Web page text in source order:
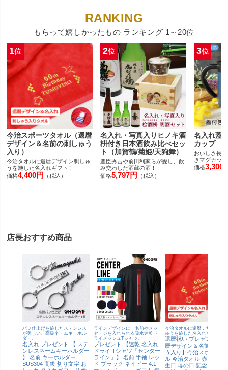
もらって嬉しかったもの ランキング 1～20位
1位
今治スポーツタオル（還暦
デザイン＆名前の刺しゅう
入り）
今治タオルに還暦デザイン刺しゅ
うを施した名入れギフト！
価格4,400円 （税込）
2位
名入れ・写真入りヒノキ酒
枡付き日本酒飲み比べセッ
ト（加賀鶴/菊姫/天狗舞）
豊臣秀吉や前田利家らが愛し、飲
み交わした酒蔵の酒！
価格5,797円 （税込）
3位
名入れ蓋
カップ
おいしさ長
きマグカップ
価格3,300
店長おすすめ商品
バフ仕上げを施したステンレス
が美しい、高級ネームキーホル
ダー。
名入れ プレゼント 【 ステ
ンレスネームキーホルダー
】 名前 キーホルダー
SUS304 高級 切り文字 お
ラインデザインに、名前やメッ
セージを入れられる吸水速乾ド
ライメッシュTシャツ。
プレゼント 【速乾 名入れ
ドライ Tシャツ「センター
ライン」】 名前 半袖 レッ
ド ブラック ネイビー 4.1
今治タオルに還暦デザイン刺
ゅうを施した名入れギフト！
還暦祝い プレゼント【還
暦デザイン＆名前の刺し
う入り】今治スポーツタ
ル 今治タオル 赤タオル
生日 母の日 記念日 男性